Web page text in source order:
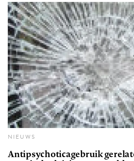
NIEUWS
Antipsychoticagebruik